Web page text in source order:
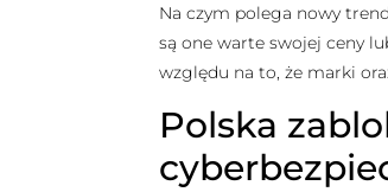
Na czym polega nowy
są one warte swojej ceny
względu na to, że marki
Polska